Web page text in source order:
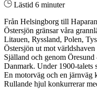
Lästid 6 minuter
Från Helsingborg till
Östersjön gränsar våra
Litauen, Ryssland, Polen,
Östersjön ut mot
Själland och genom
Danmark. Under 1900-talets
En motorväg och en järnväg
Rullande hjul konkurrerar